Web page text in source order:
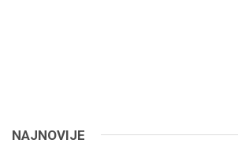
NAJNOVIJE